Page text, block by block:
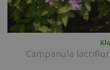
Campanula